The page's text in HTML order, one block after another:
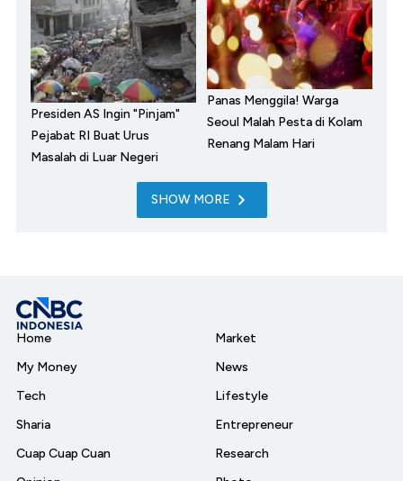
Presiden AS Ingin "Pinjam"
Pejabat RI Buat Urus
Masalah di Luar Negeri
Panas Menggila! Warga
Seoul Malah Pesta di Kolam
Renang Malam Hari
SHOW MORE
Home
My Money
Tech
Sharia
Cuap Cuap Cuan
Market
News
Lifestyle
Entrepreneur
Research